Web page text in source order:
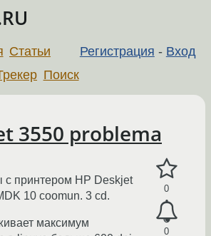
Регистрация - Вход
Статьи
Поиск
3550 problema
0
0
принтером HP Deskjet
10 coomun. 3 cd.
максимум